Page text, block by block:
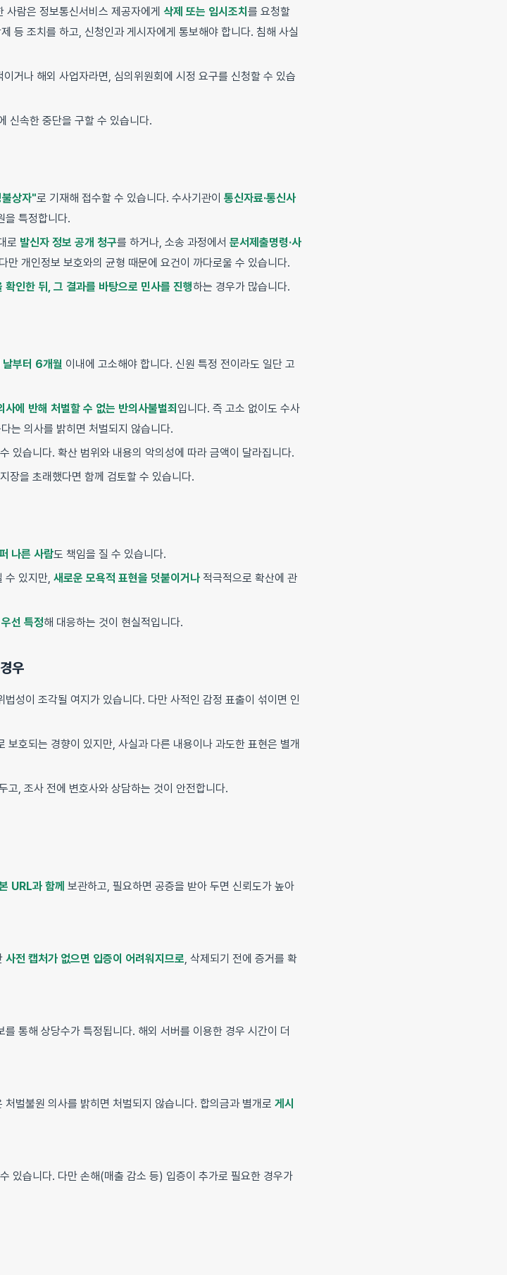
람은 정보통신서비스 제공자에게 삭제 또는 임시조치 를 요청할
등 조치를 하고, 신청인과 게시자에게 통보해야 합니다. 침해 사실
거나 해외 사업자라면, 심의위원회에 시정 요구를 신청할 수 있습
신속한 중단을 구할 수 있습니다.
상자"로 기재해 접수할 수 있습니다. 수사기관이 통신자료·통신사
을 특정합니다.
로 발신자 정보 공개 청구를 하거나, 소송 과정에서 문서제출명령·사
만 개인정보 보호와의 균형 때문에 요건이 까다로울 수 있습니다.
인한 뒤, 그 결과를 바탕으로 민사를 진행하는 경우가 많습니다.
날부터 6개월 이내에 고소해야 합니다. 신원 특정 전이라도 일단 고
사에 반해 처벌할 수 없는 반의사불벌죄 입니다. 즉 고소 없이도 수사
는 의사를 밝히면 처벌되지 않습니다.
있습니다. 확산 범위와 내용의 악의성에 따라 금액이 달라집니다.
장을 초래했다면 함께 검토할 수 있습니다.
나른 사람도 책임을 질 수 있습니다.
수 있지만, 새로운 모욕적 표현을 덧붙이거나 적극적으로 확산에 관
선 특정해 대응하는 것이 현실적입니다.
우
법성이 조각될 여지가 있습니다. 다만 사적인 감정 표출이 섞이면 인
보호되는 경향이 있지만, 사실과 다른 내용이나 과도한 표현은 별개
고, 조사 전에 변호사와 상담하는 것이 안전합니다.
URL과 함께 보관하고, 필요하면 공증을 받아 두면 신뢰도가 높아
사전 캡처가 없으면 입증이 어려워지므로, 삭제되기 전에 증거를 확
통해 상당수가 특정됩니다. 해외 서버를 이용한 경우 시간이 더
벌불원 의사를 밝히면 처벌되지 않습니다. 합의금과 별개로 게시
있습니다. 다만 손해(매출 감소 등) 입증이 추가로 필요한 경우가